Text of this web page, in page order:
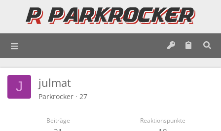
J julmat
Parkrocker · 27
Beiträge Reaktionspunkte